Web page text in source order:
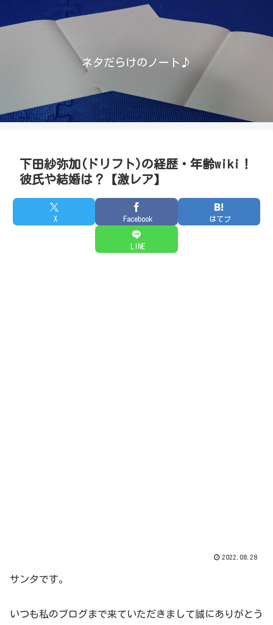
ネタだらけのノート♪
下田紗弥加(ドリフト)の経歴・年齢wiki！
彼氏や結婚は？【激レア】
X Facebook はてブ
LINE
2022.08.28
サンタです。
いつも私のブログまで来ていただきまして誠にありがとう